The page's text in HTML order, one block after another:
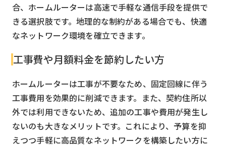
合、ホームルーターは高速で手軽な通信手段を提供で
きる選択肢です。地理的な制約がある場合でも、快適
なネットワーク環境を確立できます。
工事費や月額料金を節約したい方
ホームルーターは工事が不要なため、固定回線に伴う
工事費用を効果的に削減できます。また、契約住所以
外では利用できないため、追加の工事や費用が発生し
ないのも大きなメリットです。これにより、予算を抑
えつつ手軽に高品質なネットワークを構築したい方に